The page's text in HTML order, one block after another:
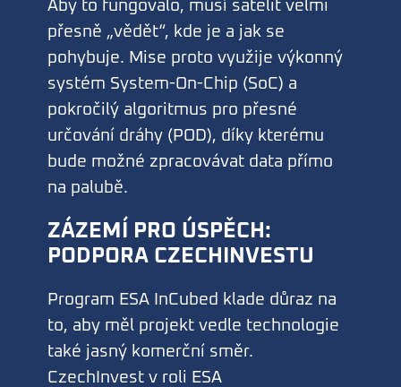
Aby to fungovalo, musí satelit velmi
přesně „vědět“, kde je a jak se
pohybuje. Mise proto využije výkonný
systém System-On-Chip (SoC) a
pokročilý algoritmus pro přesné
určování dráhy (POD), díky kterému
bude možné zpracovávat data přímo
na palubě.
ZÁZEMÍ PRO ÚSPĚCH:
PODPORA CZECHINVESTU
Program ESA InCubed klade důraz na
to, aby měl projekt vedle technologie
také jasný komerční směr.
CzechInvest v roli ESA